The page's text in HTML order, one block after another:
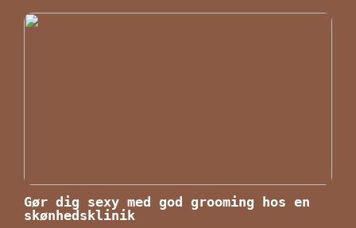
Gør dig sexy med god grooming hos en
skønhedsklinik